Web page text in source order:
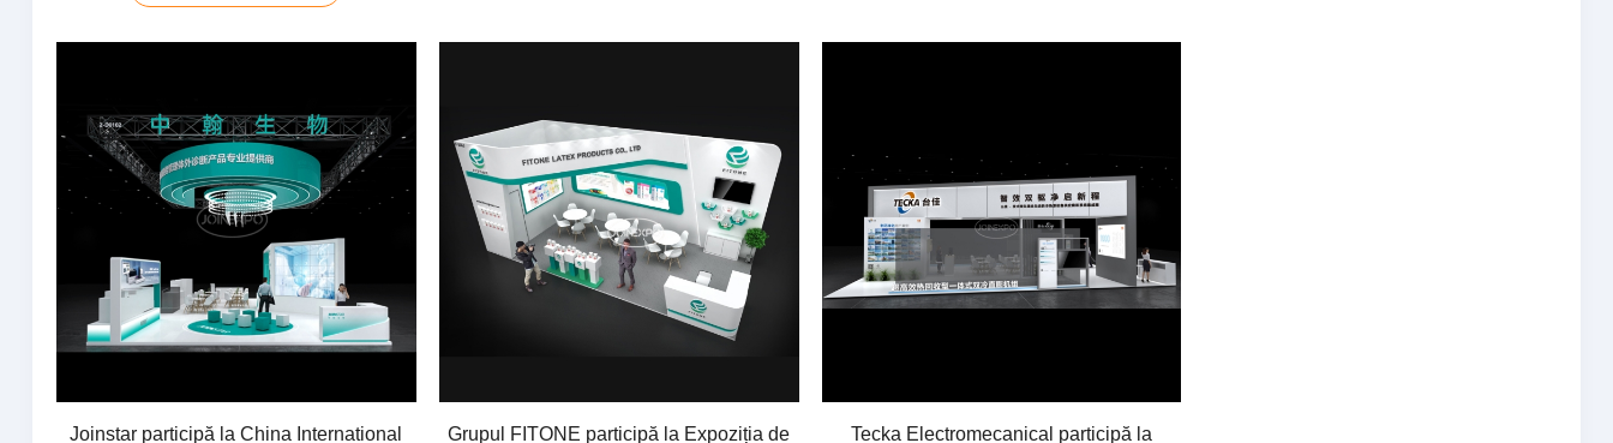
Joinstar participă la China International
Grupul FITONE participă la Expoziția de
Tecka Electromecanical participă la